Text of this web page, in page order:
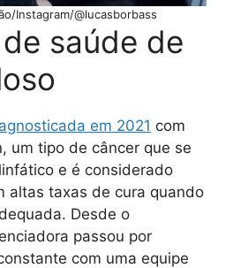
Instagram/@lucasborbass
saúde de
em 2021 com
um tipo de câncer que se
e é considerado
altas taxas de cura quando
Desde o
passou por
com uma equipe